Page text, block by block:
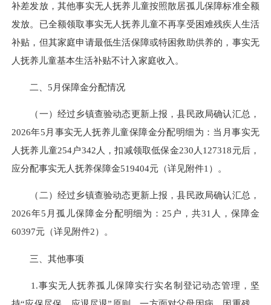
补差发放，其他事实无人抚养儿童按照散居孤儿保障标准全额
发放。已全额领取事实无人抚养儿童不再享受困难残疾人生活
补贴，但其家庭申请最低生活保障或特困救助供养的，事实无
人抚养儿童基本生活补贴不计入家庭收入。
二、5月保障金分配情况
（一）经过乡镇查验动态更新上报，县民政局确认汇总，
2026年5月事实无人抚养儿童保障金分配明细为：当月事实无
人抚养儿童254户342人，扣减领取低保金230人127318元后，
应分配事实无人抚养保障金519404元（详见附件1）。
（二）经过乡镇查验动态更新上报，县民政局确认汇总，
2026年5月孤儿保障金分配明细为：25户，共31人，保障金
60397元（详见附件2）。
三、其他事项
1.事实无人抚养孤儿保障实行实名制登记动态管理，坚